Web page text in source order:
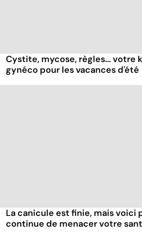
Cystite, mycose, règles... votre
gynéco pour les vacances d'été
La canicule est finie, mais voici
continue de menacer votre